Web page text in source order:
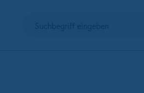
Suchbegriff eingeben